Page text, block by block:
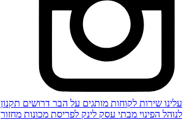
עלינו שירות לקוחות מותגים על הבר דרושים תקנון
לנוהל הפינוי מבתי עסק לינק לפריסת מכונות מחזור